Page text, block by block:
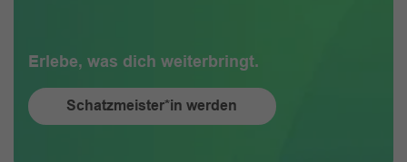
Erlebe, was dich weiterbringt.
Schatzmeister*in werden